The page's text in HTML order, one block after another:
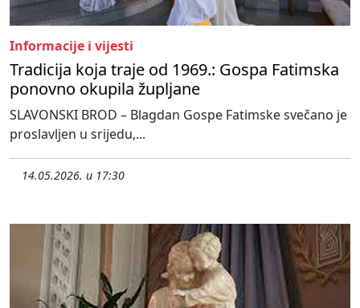
Informacije i vijesti
Tradicija koja traje od 1969.: Gospa Fatimska
ponovno okupila župljane
SLAVONSKI BROD – Blagdan Gospe Fatimske svečano je
proslavljen u srijedu,...
14.05.2026. u 17:30